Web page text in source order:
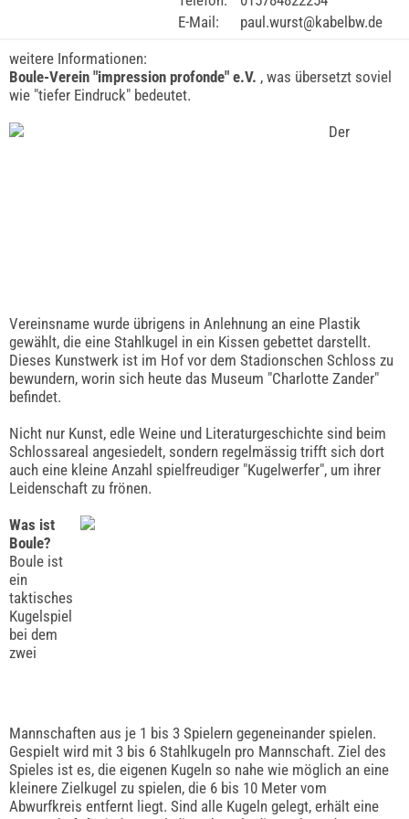
E-Mail:
paul.wurst@kabelbw.de
weitere Informationen:
Boule-Verein "impression profonde" e.V. , was übersetzt soviel
wie "tiefer Eindruck" bedeutet.
Der
Vereinsname wurde übrigens in Anlehnung an eine Plastik
gewählt, die eine Stahlkugel in ein Kissen gebettet darstellt.
Dieses Kunstwerk ist im Hof vor dem Stadionschen Schloss zu
bewundern, worin sich heute das Museum "Charlotte Zander"
befindet.
Nicht nur Kunst, edle Weine und Literaturgeschichte sind beim
Schlossareal angesiedelt, sondern regelmässig trifft sich dort
auch eine kleine Anzahl spielfreudiger "Kugelwerfer", um ihrer
Leidenschaft zu frönen.
Was ist
Boule?
Boule ist
ein
taktisches
Kugelspiel
bei dem
zwei
Mannschaften aus je 1 bis 3 Spielern gegeneinander spielen.
Gespielt wird mit 3 bis 6 Stahlkugeln pro Mannschaft. Ziel des
Spieles ist es, die eigenen Kugeln so nahe wie möglich an eine
kleinere Zielkugel zu spielen, die 6 bis 10 Meter vom
Abwurfkreis entfernt liegt. Sind alle Kugeln gelegt, erhält eine